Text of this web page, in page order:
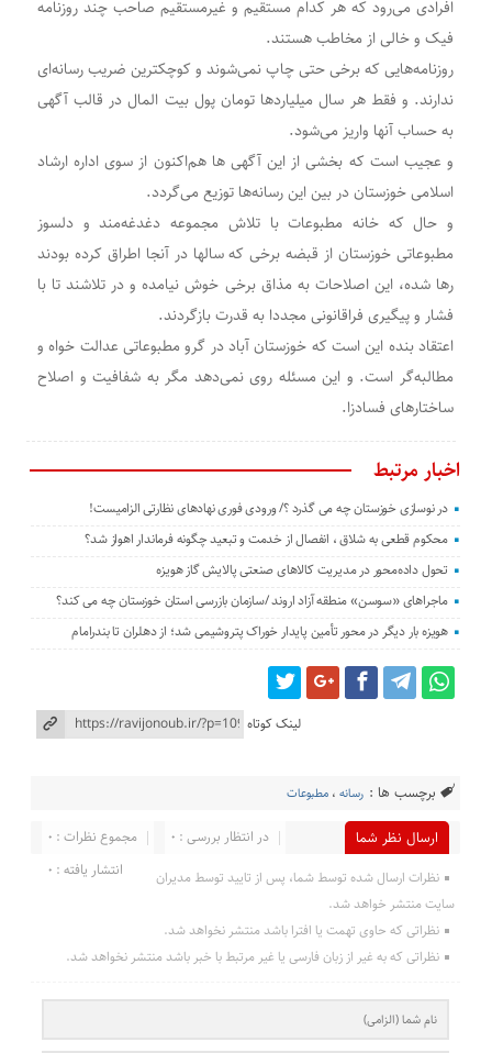
افرادی می‌رود که هر کدام مستقیم و غیرمستقیم صاحب چند روزنامه
فیک و خالی از مخاطب هستند.
روزنامه‌هایی که برخی حتی چاپ نمی‌شوند و کوچکترین ضریب رسانه‌ای
ندارند. و فقط هر سال میلیاردها تومان پول بیت المال در قالب آگهی
به حساب آنها واریز می‌شود‌.
و عجیب است که بخشی از این آگهی ها هم‌اکنون از سوی اداره ارشاد
اسلامی خوزستان در بین این رسانه‌ها توزیع می‌گردد.
و حال که خانه مطبوعات با تلاش مجموعه دغدغه‌مند و دلسوز
مطبوعاتی خوزستان از قبضه برخی که سالها در آنجا اطراق کرده بودند
رها شده، این اصلاحات به مذاق برخی خوش نیامده و در تلاشند تا با
فشار و پیگیری فراقانونی مجددا به قدرت بازگردند.
اعتقاد بنده این است که خوزستان آباد در گرو مطبوعاتی عدالت خواه و
مطالبه‌گر است. و این مسئله روی نمی‌دهد مگر به شفافیت و اصلاح
ساختارهای فسادزا.
اخبار مرتبط
در نوسازی خوزستان چه می گذرد ؟/ ورودی فوری نهادهای نظارتی الزامیست!
محکوم قطعی به شلاق ، انفصال از خدمت و تبعید چگونه فرماندار اهواز شد؟
تحول داده‌محور در مدیریت کالاهای صنعتی پالایش گاز هویزه
ماجراهای «سوسن» منطقه آزاد اروند /سازمان بازرسی استان خوزستان چه می کند؟
هویزه بار دیگر در محور تأمین پایدار خوراک پتروشیمی شد؛ از دهلران تا بندرامام
لینک کوتاه
برچسب ها : رسانه ،مطبوعات
ارسال نظر شما مجموع نظرات : 0
در انتظار بررسی : 0
انتشار یافته : 0
نظرات ارسال شده توسط شما، پس از تایید توسط مدیران
سایت منتشر خواهد شد.
نظراتی که حاوی تهمت یا افترا باشد منتشر نخواهد شد.
نظراتی که به غیر از زبان فارسی یا غیر مرتبط با خبر باشد منتشر نخواهد شد.